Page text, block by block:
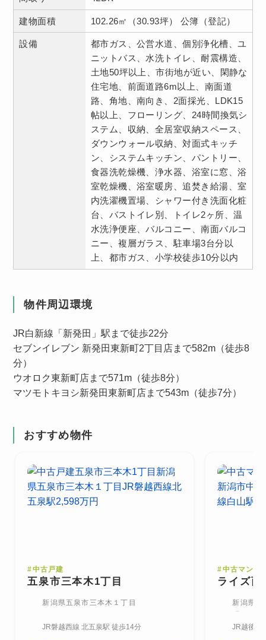
建物面積 102.26㎡（30.93坪） 公簿（登記）
設備
都市ガス、公営水道、個別浄化槽、ユ
ニットバス、水洗トイレ、耐震構造、
土地50坪以上、市街地が近い、閑静な
住宅地、前面道路6m以上、南面道
路、角地、南向き、2面採光、LDK15
帖以上、フローリング、24時間換気シ
ステム、収納、全居室収納スペース、
ダウンウォール収納、対面式キッチ
ン、システムキッチン、パントリー、
食器洗乾燥機、浄水器、浴室に窓、浴
室乾燥機、浴室暖房、追焚き給湯、室
内洗濯機置場、シャワー付き洗面化粧
台、バストイレ別、トイレ2ヶ所、温
水洗浄便座、バルコニー、南面バルコ
ニー、複層ガラス、駐車場3台分以
上、都市ガス、小学校徒歩10分以内
物件周辺環境
JR白新線「新発田」駅まで徒歩22分
セブンイレブン 新発田東新町2丁目店まで582m（徒歩8
分）
ウオロク東新町店まで571m（徒歩8分）
マツモトキヨシ新発田東新町店まで543m（徒歩7分）
おすすめ物件
#中古戸建
五泉市三本木1丁目
新潟県五泉市三本木１丁目
JR磐越西線北五泉駅 徒歩14分
#中古マンシ
ライズ西
新潟県新
JR越後線